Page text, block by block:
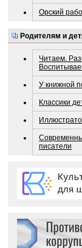
Орский
Родителям и
Читаем.
У книжной
Классики
писатели